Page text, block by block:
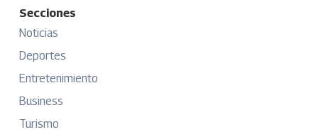
Secciones
Noticias
Deportes
Entretenimiento
Business
Turismo